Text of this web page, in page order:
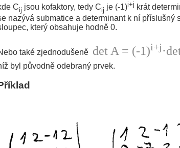
Cij jsou kofaktory, tedy Cij je (-1)i+j krát
nazývá submatice a determinant k ní
který obsahuje hodně 0.
také zjednodušeně det A = (-1)i+j
byl původně odebraný prvek.